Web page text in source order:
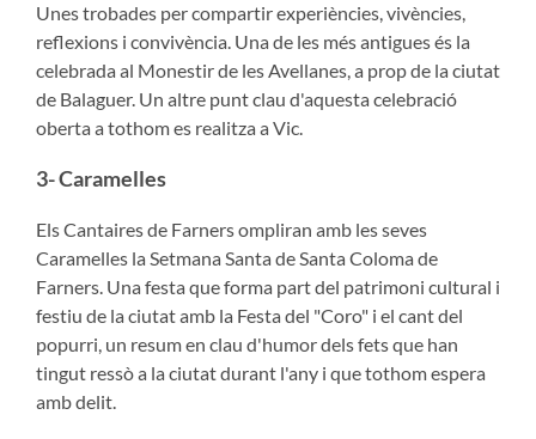
Unes trobades per compartir experiències, vivències,
reflexions i convivència. Una de les més antigues és la
celebrada al Monestir de les Avellanes, a prop de la ciutat
de Balaguer. Un altre punt clau d'aquesta celebració
oberta a tothom es realitza a Vic.
3- Caramelles
Els Cantaires de Farners ompliran amb les seves
Caramelles la Setmana Santa de Santa Coloma de
Farners. Una festa que forma part del patrimoni cultural i
festiu de la ciutat amb la Festa del "Coro" i el cant del
popurri, un resum en clau d'humor dels fets que han
tingut ressò a la ciutat durant l'any i que tothom espera
amb delit.